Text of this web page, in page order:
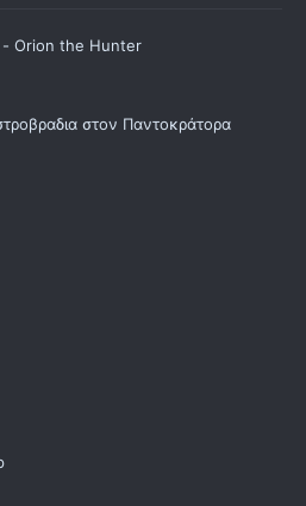
Orion the Hunter
στον Παντοκράτορα